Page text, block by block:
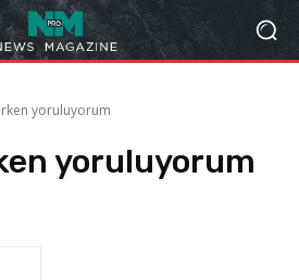
yoruluyorum
yoruluyorum